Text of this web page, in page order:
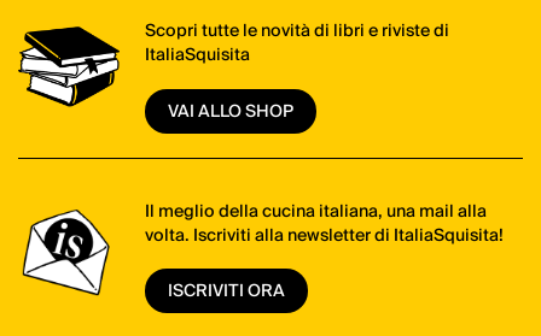
Scopri tutte le novità di libri e riviste di
ItaliaSquisita
VAI ALLO SHOP
Il meglio della cucina italiana, una mail alla
volta. Iscriviti alla newsletter di ItaliaSquisita!
ISCRIVITI ORA